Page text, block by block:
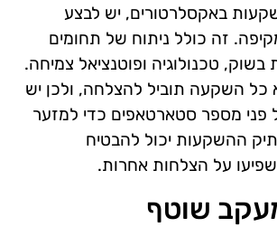
באקסלרטורים, יש לבצע
זה כולל ניתוח של תחומים
בשוק, טכנולוגיה ופוטנציאל צמיחה.
כל השקעה תוביל להצלחה, ולכן יש
מספר סטארטאפים כדי למזער
ההשקעות יכול להבטיח
על הצלחות אחרות.
שוטף